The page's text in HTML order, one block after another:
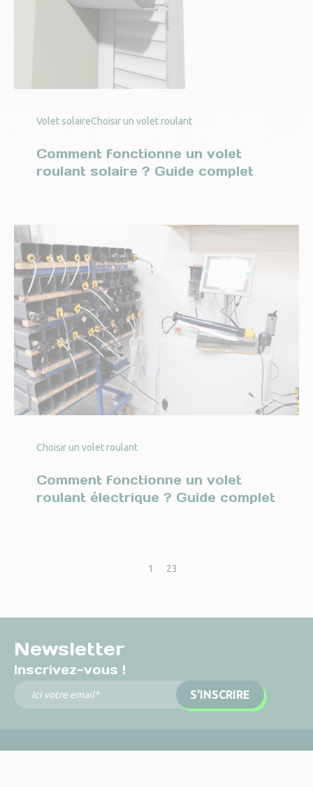
Volet solaireChoisir un volet roulant
Comment fonctionne un volet
roulant solaire ? Guide complet
Choisir un volet roulant
Comment fonctionne un volet
roulant électrique ? Guide complet
Page précédente
1 23
Newsletter
Inscrivez-vous !